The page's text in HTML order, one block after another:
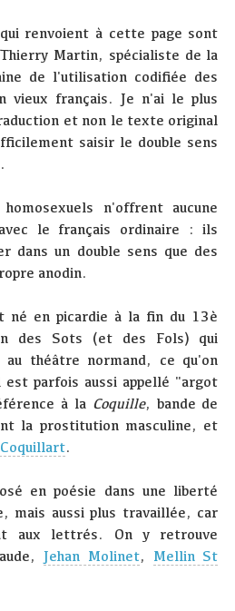
renvoient à cette page sont
Martin, spécialiste de la
de l'utilisation codifiée des
vieux français. Je n'ai le plus
et non le texte original
saisir le double sens
n'offrent aucune
le français ordinaire : ils
dans un double sens que des
anodin.
né en picardie à la fin du 13è
des Sots (et des Fols) qui
théâtre normand, ce qu'on
parfois aussi appellé "argot
à la Coquille, bande de
la prostitution masculine, et
.
en poésie dans une liberté
mais aussi plus travaillée, car
aux lettrés. On y retrouve
Jehan Molinet, Mellin St